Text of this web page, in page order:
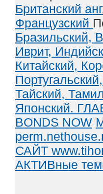
Британский
Французский
Бразильский,
Иврит,
Китайский,
Португальский,
Тайский,
Японский.
BONDS NOW
САЙТ
АКТИВные